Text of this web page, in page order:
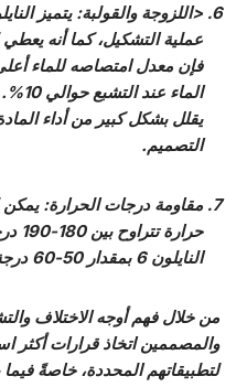
عملية التشكيل، كما أنه
فإن معدل امتصاصه للماء
يقلل بشكل كبير من أداء
التصميم.
مقاومة درجات الحرارة
النايلون 6 بمقدار 50-60 درجة مئوية.
من خلال فهم أوجه الاختلاف
والمصممين اتخاذ قرارات أكثر
لتطبيقاتهم المحددة، خاصةً